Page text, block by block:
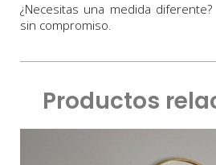
¿Necesitas una medida
sin compromiso.
Productos